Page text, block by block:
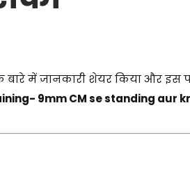
बारे में जानकारी शेयर किया और इस
9mm CM se standing aur